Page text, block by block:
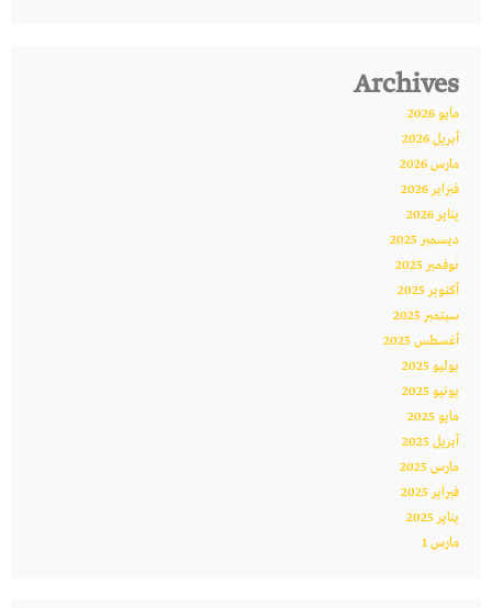
Archives
مايو 2026
أبريل 2026
مارس 2026
فبراير 2026
يناير 2026
ديسمبر 2025
نوفمبر 2025
أكتوبر 2025
سبتمبر 2025
أغسطس 2025
يوليو 2025
يونيو 2025
مايو 2025
أبريل 2025
مارس 2025
فبراير 2025
يناير 2025
مارس 1